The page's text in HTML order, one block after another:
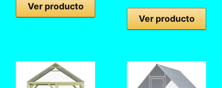
Ver producto
Ver producto